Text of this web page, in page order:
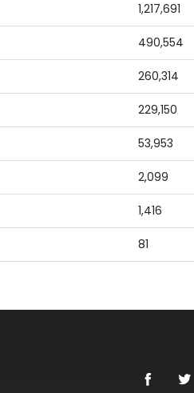
1,217,691
490,554
260,314
229,150
53,953
2,099
1,416
81